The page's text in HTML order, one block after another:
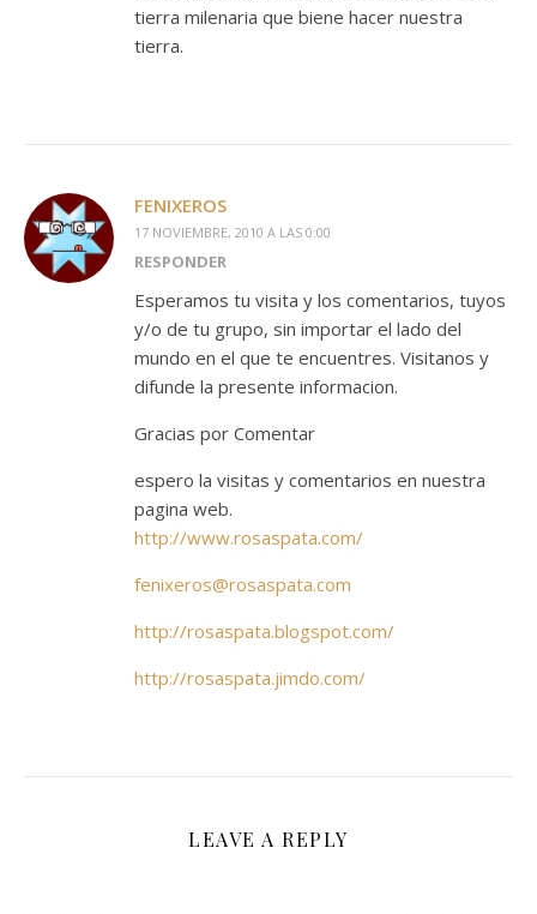
tierra milenaria que biene hacer nuestra
tierra.
FENIXEROS
17 NOVIEMBRE, 2010 A LAS 0:00
RESPONDER
Esperamos tu visita y los comentarios, tuyos
y/o de tu grupo, sin importar el lado del
mundo en el que te encuentres. Visitanos y
difunde la presente informacion.
Gracias por Comentar
espero la visitas y comentarios en nuestra
pagina web.
http://www.rosaspata.com/
fenixeros@rosaspata.com
http://rosaspata.blogspot.com/
http://rosaspata.jimdo.com/
LEAVE A REPLY